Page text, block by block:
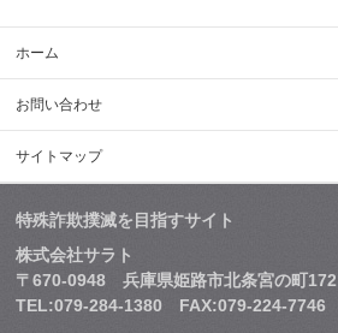
ホーム
お問い合わせ
サイトマップ
特殊詐欺撲滅を目指すサイト
株式会社サラト
〒670-0948 兵庫県姫路市北条宮の町172
TEL:079-284-1380 FAX:079-224-7746